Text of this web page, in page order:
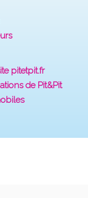
pitetpit.fr
de Pit&Pit